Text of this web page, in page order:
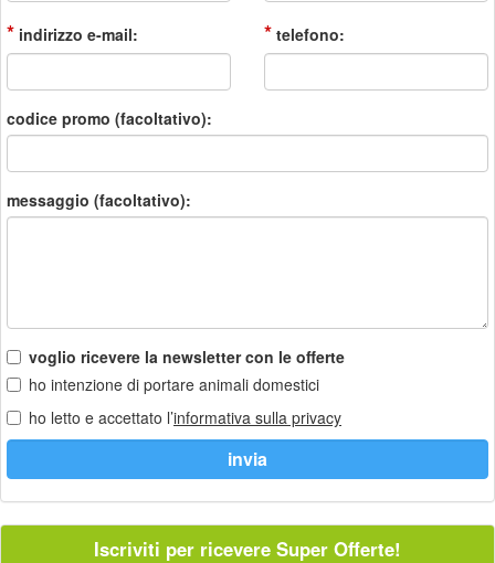
* indirizzo e-mail: * telefono:
codice promo (facoltativo):
messaggio (facoltativo):
voglio ricevere la newsletter con le offerte
ho intenzione di portare animali domestici
ho letto e accettato l’informativa sulla privacy
Iscriviti per ricevere Super Offerte!